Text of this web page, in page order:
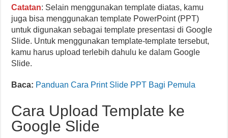
Catatan: Selain menggunakan template diatas, kamu
juga bisa menggunakan template PowerPoint (PPT)
untuk digunakan sebagai template presentasi di Google
Slide. Untuk menggunakan template-template tersebut,
kamu harus upload terlebih dahulu ke dalam Google
Slide.
Baca: Panduan Cara Print Slide PPT Bagi Pemula
Cara Upload Template ke
Google Slide